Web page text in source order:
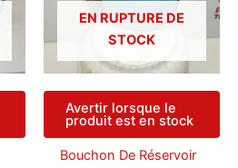
EN RUPTURE DE
STOCK
Avertir lorsque le
produit est en stock
Bouchon De Réservoir